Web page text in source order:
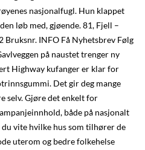
nasjonalfugl. Hun klappet
løb med, gjøende. 81, Fjell –
Bruksnr. INFO Få Nyhetsbrev Følg
på naustet trenger ny
Highway kufanger er klar for
Det gir deg mange
selv. Gjøre det enkelt for
både på nasjonalt
vite hvilke hus som tilhører de
uterom og bedre folkehelse